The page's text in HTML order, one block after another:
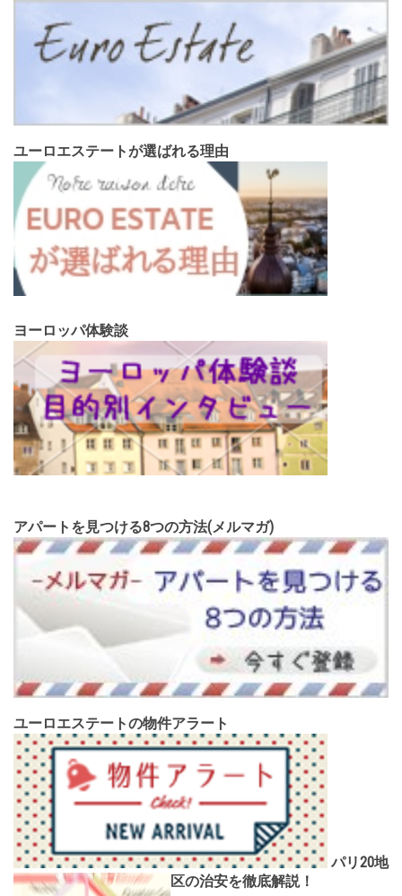
ユーロエステートが選ばれる理由
ヨーロッパ体験談
アパートを見つける8つの方法(メルマガ)
ユーロエステートの物件アラート
パリ20地
区の治安を徹底解説！